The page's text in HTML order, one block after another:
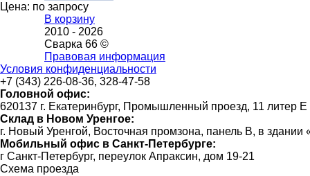
Цена: по запросу
В корзину
2010 - 2026
Сварка 66 ©
Правовая информация
Условия конфиденциальности
+7 (343) 226-08-36, 328-47-58
Головной офис:
620137 г. Екатеринбург, Промышленный проезд, 11 литер Е
Склад в Новом Уренгое:
г. Новый Уренгой, Восточная промзона, панель В, в
Мобильный офис в Санкт-Петербурге:
г Санкт-Петербург, переулок Апраксин, дом 19-21
Схема проезда